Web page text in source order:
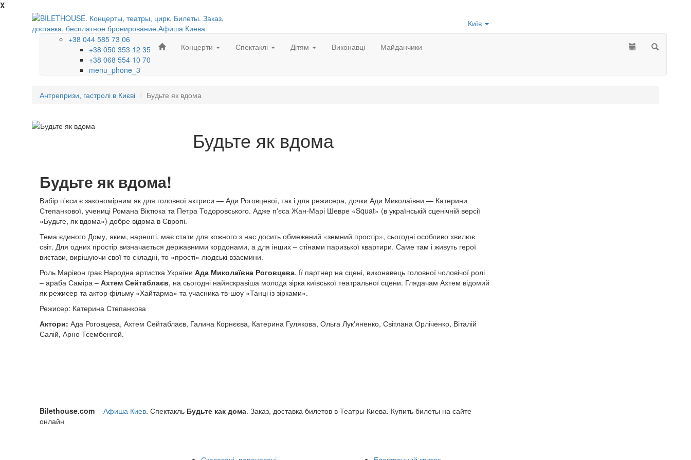
X
Київ
+38 044 585 73 06
+38 050 353 12 35
+38 068 554 10 70
menu_phone_3
Концерти Спектаклі Дітям Виконавці Майданчики
Антрепризи, гастролі в Києві Будьте як вдома
Будьте як вдома
Будьте як вдома!
Вибір п'єси є закономірним як для головної актриси — Ади Роговцевої, так і для режисера, дочки Ади Миколаївни — Катерини
Степанкової, учениці Романа Віктюка та Петра Тодоровського. Адже п'єса Жан-Марі Шевре «Squat» (в українській сценічній версії
«Будьте, як вдома») добре відома в Європі.
Тема єдиного Дому, яким, нарешті, має стати для кожного з нас досить обмежений «земний простір», сьогодні особливо хвилює
світ. Для одних простір визначається державними кордонами, а для інших – стінами паризької квартири. Саме там і живуть герої
вистави, вирішуючи свої то складні, то «прості» людські взаємини.
Роль Марівон грає Народна артистка України Ада Миколаївна Роговцева. Її партнер на сцені, виконавець головної чоловічої ролі
– араба Саміра – Ахтем Сейтаблаєв, на сьогодні найяскравіша молода зірка київської театральної сцени. Глядачам Ахтем відомий
як режисер та актор фільму «Хайтарма» та учасника тв-шоу «Танці із зірками».
Режисер: Катерина Степанкова
Актори: Ада Роговцева, Ахтем Сейтаблаєв, Галина Корнєєва, Катерина Гулякова, Ольга Лук'яненко, Світлана Орліченко, Віталій
Салій, Арно Тсембенгой.
Bilethouse.com - Афиша Киев. Спектакль Будьте как дома. Заказ, доставка билетов в Театры Киева. Купить билеты на сайте
онлайн